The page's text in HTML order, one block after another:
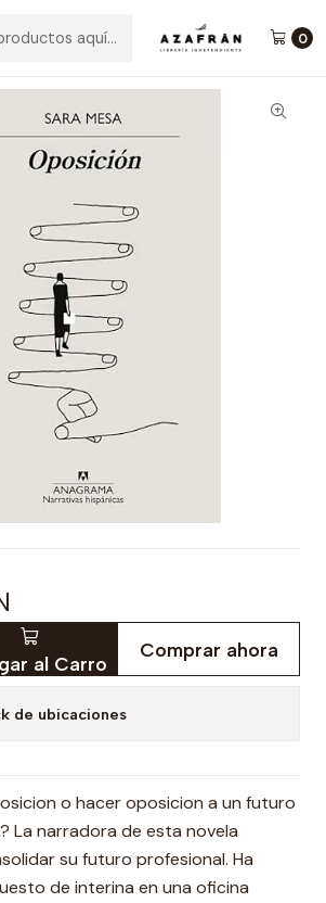
0
Oposición
al Carro
Comprar ahora
de ubicaciones
o hacer oposicion a un futuro
La narradora de esta novela
su futuro profesional. Ha
de interina en una oficina